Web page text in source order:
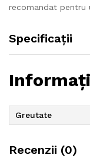
recomandat pentru
Specificații
Greutate
Recenzii (0)